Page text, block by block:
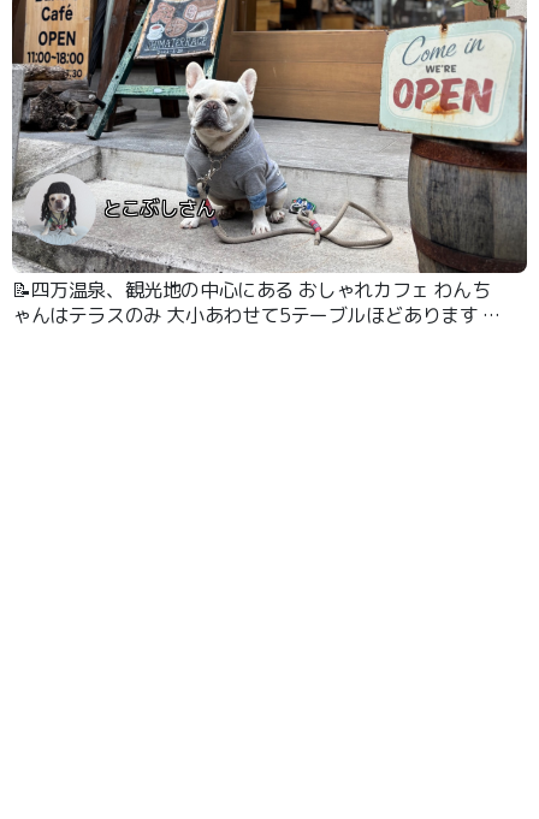
とこぶしさん
📝四万温泉、観光地の中心にある おしゃれカフェ わんち
ゃんはテラスのみ 大小あわせて5テーブルほどあります 大